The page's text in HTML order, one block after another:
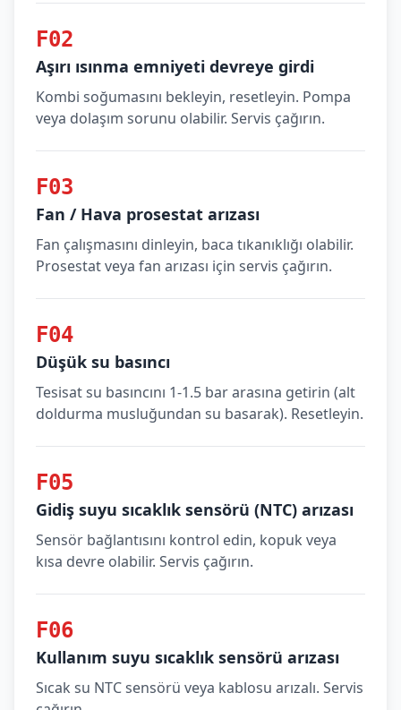
F02
Aşırı ısınma emniyeti devreye girdi
Kombi soğumasını bekleyin, resetleyin. Pompa
veya dolaşım sorunu olabilir. Servis çağırın.
F03
Fan / Hava prosestat arızası
Fan çalışmasını dinleyin, baca tıkanıklığı olabilir.
Prosestat veya fan arızası için servis çağırın.
F04
Düşük su basıncı
Tesisat su basıncını 1-1.5 bar arasına getirin (alt
doldurma musluğundan su basarak). Resetleyin.
F05
Gidiş suyu sıcaklık sensörü (NTC) arızası
Sensör bağlantısını kontrol edin, kopuk veya
kısa devre olabilir. Servis çağırın.
F06
Kullanım suyu sıcaklık sensörü arızası
Sıcak su NTC sensörü veya kablosu arızalı. Servis